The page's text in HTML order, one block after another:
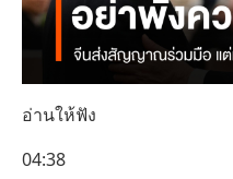
อ่านให้ฟัง
04:38